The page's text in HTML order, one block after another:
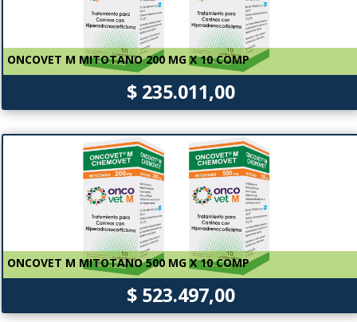
ONCOVET M MITOTANO 200 MG X 10 COMP
$ 235.011,00
ONCOVET M MITOTANO 500 MG X 10 COMP
$ 523.497,00